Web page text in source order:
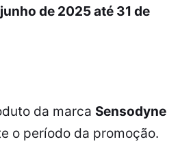
de 2025 até 31 de
da marca Sensodyne
o período da promoção.